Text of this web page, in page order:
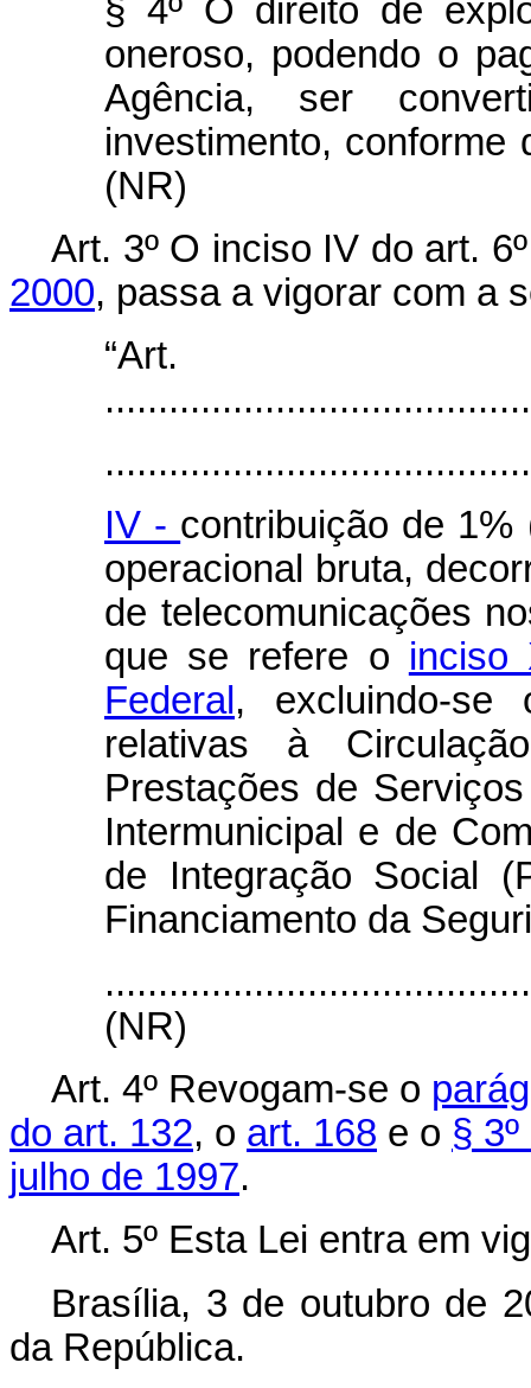
§ 4º O direito de
oneroso, podendo o
Agência, ser
investimento, conforme
(NR)
Art. 3º O inciso IV do art.
2000, passa a vigorar com a
IV - contribuição de
operacional bruta,
de telecomunicações
que se refere o inciso
Federal , excluindo-se
relativas à
Prestações de
Intermunicipal e de
de Integração Social
Financiamento da
(NR)
Art. 4º Revogam-se o
do art. 132, o art. 168 e o §
julho de 1997.
Art. 5º Esta Lei entra em
Brasília, 3 de outubro de
da República.